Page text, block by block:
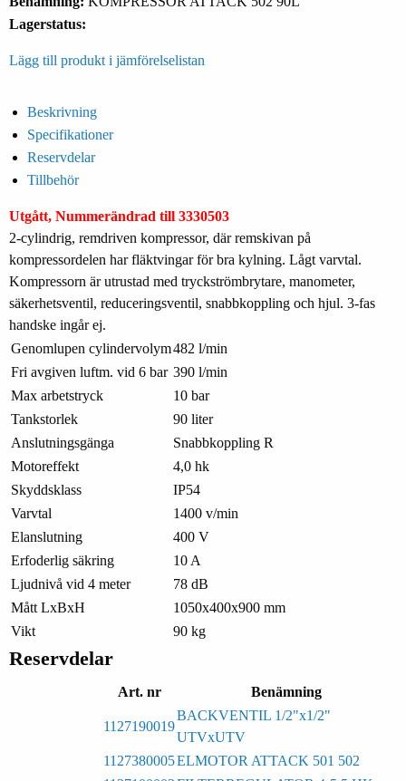
Lagerstatus:
Lägg till produkt i jämförelselistan
Beskrivning
Specifikationer
Reservdelar
Tillbehör
Utgått, Nummerändrad till 3330503
2-cylindrig, remdriven kompressor, där remskivan på
kompressordelen har fläktvingar för bra kylning. Lågt varvtal.
Kompressorn är utrustad med tryckströmbrytare, manometer,
säkerhetsventil, reduceringsventil, snabbkoppling och hjul. 3-fas
handske ingår ej.
Genomlupen cylindervolym482 l/min
Fri avgiven luftm. vid 6 bar 390 l/min
Max arbetstryck
10 bar
Tankstorlek
90 liter
Anslutningsgänga
Snabbkoppling R
Motoreffekt
4,0 hk
Skyddsklass
IP54
Varvtal
1400 v/min
Elanslutning
400 V
Erfoderlig säkring
10 A
Ljudnivå vid 4 meter
78 dB
Mått LxBxH
1050x400x900 mm
Vikt
90 kg
Reservdelar
Art. nr Benämning
1127190019
BACKVENTIL 1/2"x1/2"
UTVxUTV
1127380005ELMOTOR ATTACK 501 502